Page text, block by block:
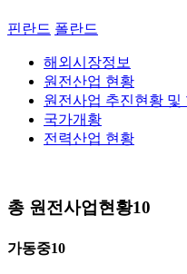
핀란드 폴란드
해외시장정보
원전산업 현황
원전사업 추진현황 및
국가개황
전력산업 현황
총 원전사업현황10
가동중10